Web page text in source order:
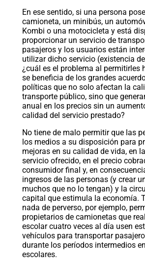
En ese sentido, si una persona
camioneta, un minibús, un
Kombi o una motocicleta y está
proporcionar un servicio de
pasajeros y los usuarios están
utilizar dicho servicio (existencia
¿cuál es el problema al permitirles
se beneficia de los grandes
políticas que no solo afectan la
transporte público, sino que
anual en los precios sin un
calidad del servicio prestado?
No tiene de malo permitir que las
los medios a su disposición para
mejoras en su calidad de vida, en
servicio ofrecido, en el precio
consumidor final y, en
ingresos de las personas (y crear
muchos que no lo tengan) y la
capital que estimula la economía.
nada de perverso, por ejemplo,
propietarios de camionetas que
escolar cuatro veces al día usen
vehículos para transportar
durante los períodos intermedios
escolares.